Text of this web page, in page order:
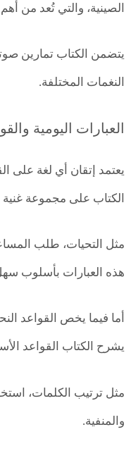
الصينية، والتي تُعد من
يتضمن الكتاب تمارين
النغمات المختلفة.
العبارات اليومية
يعتمد إتقان أي لغة على
الكتاب على مجموعة غنية
مثل التحيات، طلب
هذه العبارات بأسلوب
أما فيما يخص القواعد
يشرح الكتاب القواعد
مثل ترتيب الكلمات،
والمنفية.